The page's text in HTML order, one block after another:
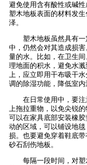
避免使用含有酸性或碱
塑木地板表面的材料发
泽。
塑木地板虽然具有一
中，仍然会对其造成损
量的水。比如，在卫生
理地面的积水，避免水
上，应立即用干布吸干
调的除湿功能，降低室内
在日常使用中，要注
上拖拉重物，以免尖锐
可以在家具底部安装橡
动的区域，可以铺设地
损。也要避免穿着鞋底
砂石刮伤地板。
每隔一段时间，对塑